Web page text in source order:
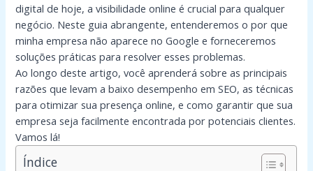
digital de hoje, a visibilidade online é crucial para qualquer
negócio. Neste guia abrangente, entenderemos o por que
minha empresa não aparece no Google e forneceremos
soluções práticas para resolver esses problemas.
Ao longo deste artigo, você aprenderá sobre as principais
razões que levam a baixo desempenho em SEO, as técnicas
para otimizar sua presença online, e como garantir que sua
empresa seja facilmente encontrada por potenciais clientes.
Vamos lá!
Índice